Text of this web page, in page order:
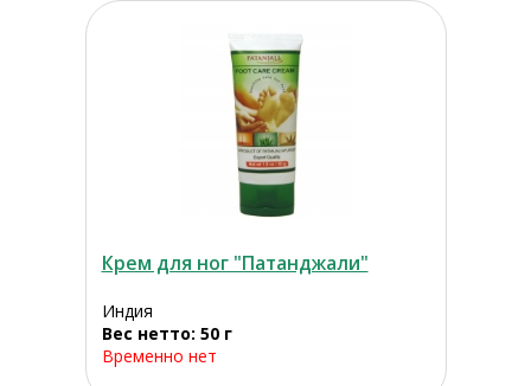
Крем для ног "Патанджали"
Индия
Вес нетто: 50 г
Временно нет